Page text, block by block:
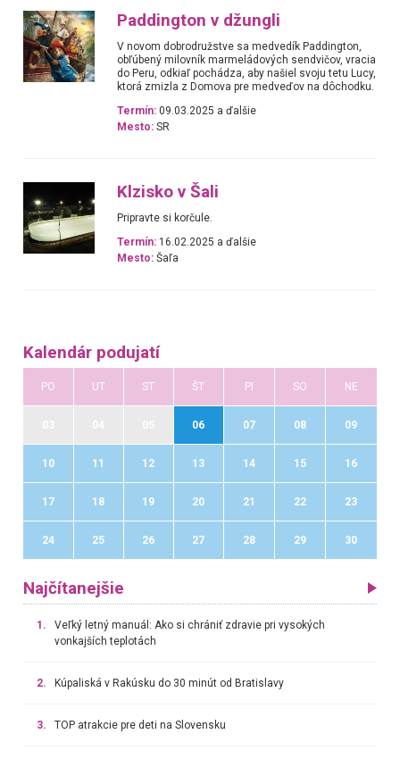
Paddington v džungli
V novom dobrodružstve sa medvedík Paddington,
obľúbený milovník marmeládových sendvičov, vracia
do Peru, odkiaľ pochádza, aby našiel svoju tetu Lucy,
ktorá zmizla z Domova pre medveďov na dôchodku.
Termín: 09.03.2025 a ďalšie
Mesto: SR
Klzisko v Šali
Pripravte si korčule.
Termín: 16.02.2025 a ďalšie
Mesto: Šaľa
Kalendár podujatí
PO UT ST ŠT PI SO NE
06 07 08 09
10 11 12 13 14 15 16
17 18 19 20 21 22 23
24 25 26 27 28 29 30
Najčítanejšie
1.
Veľký letný manuál: Ako si chrániť zdravie pri vysokých
vonkajších teplotách
2. Kúpaliská v Rakúsku do 30 minút od Bratislavy
3. TOP atrakcie pre deti na Slovensku